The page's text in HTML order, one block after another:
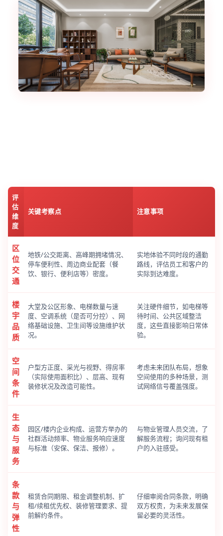
评
估
维
度
关键考察点 注意事项
区
位
交
通
地铁/公交距离、高峰期拥堵情况、
停车便利性、周边商业配套（餐
饮、银行、便利店等）密度。
实地体验不同时段的通勤
路线，评估员工和客户的
实际到达难度。
楼
宇
品
质
大堂及公区形象、电梯数量与速
度、空调系统（是否可分控）、网
络基础设施、卫生间等设施维护状
况。
关注硬件细节，如电梯等
待时间、公共区域整洁
度，这些直接影响日常体
验。
空
间
条
件
户型方正度、采光与视野、得房率
（实际使用面积比）、层高、现有
装修状况及改造可能性。
考虑未来团队布局，想象
空间使用的多种场景，测
试网络信号覆盖强度。
生
态
与
服
务
园区/楼内企业构成、运营方举办的
社群活动频率、物业服务响应速度
与标准（安保、保洁、报修）。
与物业管理人员交流，了
解服务流程；询问现有租
户的入驻感受。
条
款
与
弹
性
租赁合同期限、租金调整机制、扩
租/续租优先权、装修管理要求、提
前解约条件。
仔细审阅合同条款，明确
双方权责，为未来发展保
留必要的灵活性。